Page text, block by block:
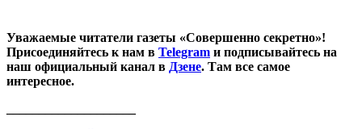
Уважаемые читатели газеты «Совершенно секретно»!
Присоединяйтесь к нам в Telegram и подписывайтесь на
наш официальный канал в Дзене. Там все самое
интересное.